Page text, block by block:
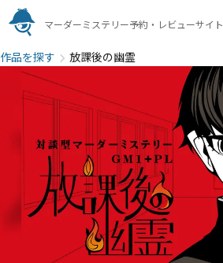
マーダーミステリー予約・レビューサイト
作品を探す 放課後の幽霊